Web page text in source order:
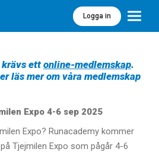
Logga in Meny
krävs ett online-medlemskap.
läs mer om våra medlemskap
Expo 4-6 sep 2025
Expo? Runacademy kommer
Tjejmilen Expo som pågår 4-6